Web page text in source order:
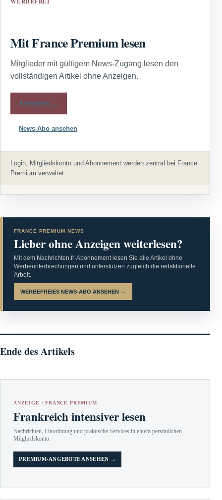
Mit France Premium lesen
Mitglieder mit gültigem News-Zugang lesen den
vollständigen Artikel ohne Anzeigen.
Anmelden →
News-Abo ansehen
Login, Mitgliedskonto und Abonnement werden zentral bei France
Premium verwaltet.
FRANCE PREMIUM NEWS
Lieber ohne Anzeigen weiterlesen?
Mit dem Nachrichten.fr-Abonnement lesen Sie alle Artikel ohne
Werbeunterbrechungen und unterstützen zugleich die redaktionelle
Arbeit.
WERBEFREIES NEWS-ABO ANSEHEN →
Ende des Artikels
ANZEIGE · FRANCE PREMIUM
Frankreich intensiver lesen
Nachrichten, Einordnung und praktische Services in einem persönlichen
Mitgliedskonto.
PREMIUM-ANGEBOTE ANSEHEN →